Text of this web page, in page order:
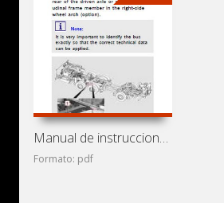
Manual de instrucciones de autobús Mercedes-Benz OC500LE
Formato: pdf